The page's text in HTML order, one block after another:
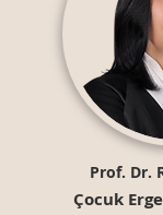
Prof. Dr.
Çocuk